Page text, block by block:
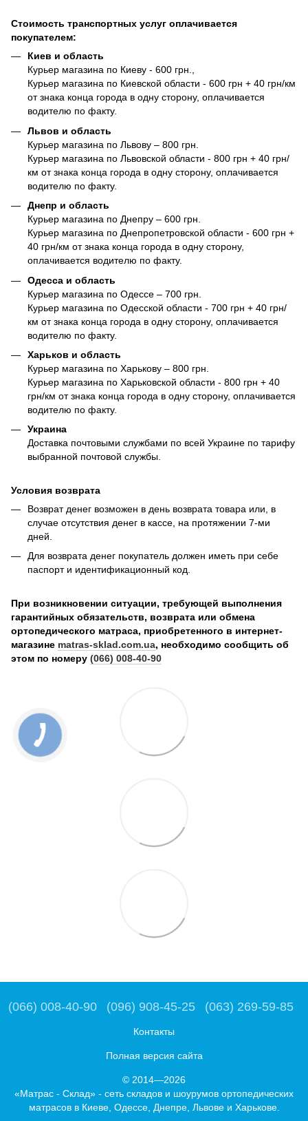
Стоимость транспортных услуг оплачивается
покупателем:
Киев и область
Курьер магазина по Киеву - 600 грн.,
Курьер магазина по Киевской области - 600 грн + 40 грн/км
от знака конца города в одну сторону, оплачивается
водителю по факту.
Львов и область
Курьер магазина по Львову – 800 грн.
Курьер магазина по Львовской области - 800 грн + 40 грн/
км от знака конца города в одну сторону, оплачивается
водителю по факту.
Днепр и область
Курьер магазина по Днепру – 600 грн.
Курьер магазина по Днепропетровской области - 600 грн +
40 грн/км от знака конца города в одну сторону,
оплачивается водителю по факту.
Одесса и область
Курьер магазина по Одессе – 700 грн.
Курьер магазина по Одесской области - 700 грн + 40 грн/
км от знака конца города в одну сторону, оплачивается
водителю по факту.
Харьков и область
Курьер магазина по Харькову – 800 грн.
Курьер магазина по Харьковской области - 800 грн + 40
грн/км от знака конца города в одну сторону, оплачивается
водителю по факту.
Украина
Доставка почтовыми службами по всей Украине по тарифу
выбранной почтовой службы.
Условия возврата
Возврат денег возможен в день возврата товара или, в
случае отсутствия денег в кассе, на протяжении 7-ми
дней.
Для возврата денег покупатель должен иметь при себе
паспорт и идентификационный код.
При возникновении ситуации, требующей выполнения
гарантийных обязательств, возврата или обмена
ортопедического матраса, приобретенного в интернет-
магазине matras-sklad.com.ua, необходимо сообщить об
этом по номеру (066) 008-40-90
(066) 008-40-90 (096) 908-45-25 (063) 269-59-85
Контакты
Полная версия сайта
© 2014—2026
«Матрас - Склад» - сеть складов и шоурумов ортопедических
матрасов в Киеве, Одессе, Днепре, Львове и Харькове.